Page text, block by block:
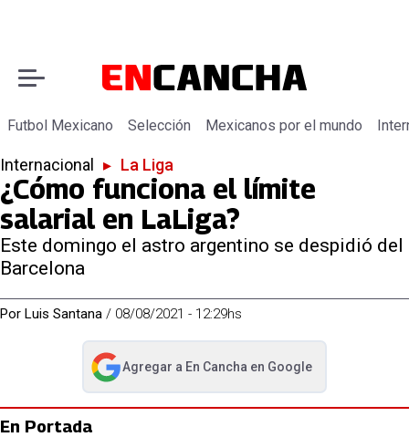
Futbol Mexicano Selección Mexicanos por el mundo
Internacional ▸ La Liga
¿Cómo funciona el límite
salarial en LaLiga?
Este domingo el astro argentino se despidió del
Barcelona
Por Luis Santana / 08/08/2021 - 12:29hs
Agregar a En Cancha en Google
abre en nueva pestaña
En Portada